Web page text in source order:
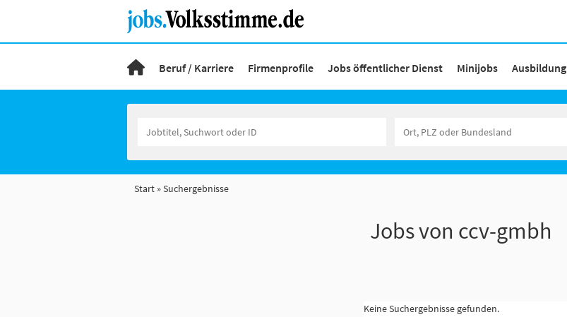
Beruf / Karriere Firmenprofile Jobs öffentlicher Dienst Minijobs Ausbildung
Start Suchergebnisse
Jobs von ccv-gmbh
Keine Suchergebnisse gefunden.